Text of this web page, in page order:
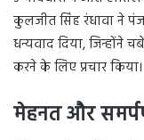
कुलजीत सिंह रंधावा ने
धन्यवाद दिया, जिन्होंने
करने के लिए प्रचार किया।
मेहनत और